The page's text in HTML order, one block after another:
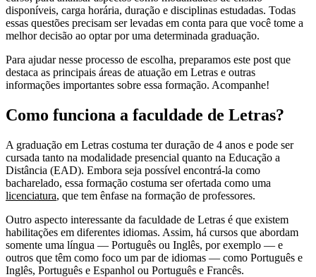
disponíveis, carga horária, duração e disciplinas estudadas. Todas
essas questões precisam ser levadas em conta para que você tome a
melhor decisão ao optar por uma determinada graduação.
Para ajudar nesse processo de escolha, preparamos este post que
destaca as principais áreas de atuação em Letras e outras
informações importantes sobre essa formação. Acompanhe!
Como funciona a faculdade de Letras?
A graduação em Letras costuma ter duração de 4 anos e pode ser
cursada tanto na modalidade presencial quanto na Educação a
Distância (EAD). Embora seja possível encontrá-la como
bacharelado, essa formação costuma ser ofertada como uma
licenciatura, que tem ênfase na formação de professores.
Outro aspecto interessante da faculdade de Letras é que existem
habilitações em diferentes idiomas. Assim, há cursos que abordam
somente uma língua — Português ou Inglês, por exemplo — e
outros que têm como foco um par de idiomas — como Português e
Inglês, Português e Espanhol ou Português e Francês.